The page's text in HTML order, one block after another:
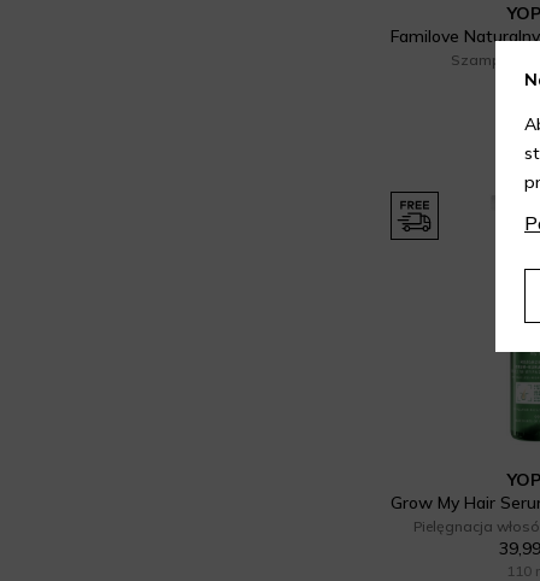
Szampony
Pielęgnacja
110